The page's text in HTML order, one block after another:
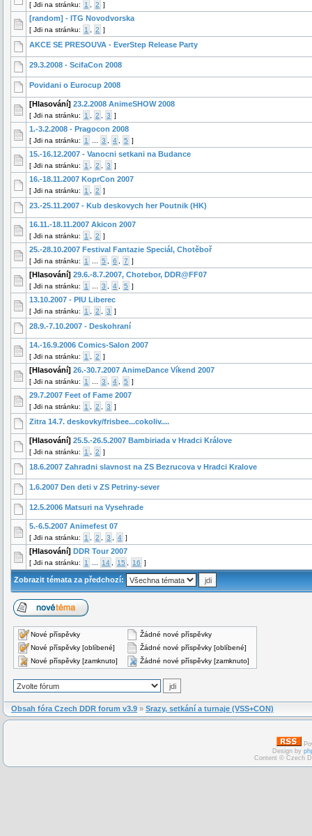
[ Jdi na stránku: 1 2 ]
[random] - ITG Novodvorska
[ Jdi na stránku: 1 2 ]
AKCE SE PRESOUVA - EverStep Release Party
29.3.2008 - ScifaCon 2008
Povidani o Eurocup 2008
[Hlasování] 23.2.2008 AnimeSHOW 2008
[ Jdi na stránku: 1 2 3 ]
1.-3.2.2008 - Pragocon 2008
[ Jdi na stránku: 1 3 4 5 ]
15.-16.12.2007 - Vanocni setkani na Budance
[ Jdi na stránku: 1 2 3 ]
16.-18.11.2007 KoprCon 2007
[ Jdi na stránku: 1 2 ]
23.-25.11.2007 - Kub deskovych her Poutnik (HK)
16.11.-18.11.2007 Akicon 2007
[ Jdi na stránku: 1 2 ]
25.-28.10.2007 Festival Fantazie Speciál, Chotěboř
[ Jdi na stránku: 1 5 6 7 ]
[Hlasování] 29.6.-8.7.2007, Chotebor, DDR@FF07
[ Jdi na stránku: 1 3 4 5 ]
13.10.2007 - PIU Liberec
[ Jdi na stránku: 1 2 3 ]
28.9.-7.10.2007 - Deskohraní
14.-16.9.2006 Comics-Salon 2007
[ Jdi na stránku: 1 2 ]
[Hlasování] 26.-30.7.2007 AnimeDance Víkend 2007
[ Jdi na stránku: 1 3 4 5 ]
29.7.2007 Feet of Fame 2007
[ Jdi na stránku: 1 2 3 ]
Zitra 14.7. deskovky/frisbee...cokoliv....
[Hlasování] 25.5.-26.5.2007 Bambiriada v Hradci Králove
[ Jdi na stránku: 1 2 ]
18.6.2007 Zahradni slavnost na ZS Bezrucova v Hradci Kralove
1.6.2007 Den deti v ZS Petriny-sever
12.5.2006 Matsuri na Vysehrade
5.-6.5.2007 Animefest 07
[ Jdi na stránku: 1 2 3 4 ]
[Hlasování] DDR Tour 2007
[ Jdi na stránku: 1 14 15 16 ]
Zobrazit témata za předchozí:
Nové příspěvky
Žádné nové příspěvky
Nové příspěvky [oblíbené]
Žádné nové příspěvky [oblíbené]
Nové příspěvky [zamknuto]
Žádné nové příspěvky [zamknuto]
Obsah fóra Czech DDR forum v3.9 » Srazy, setkání a turnaje (VSS+CON)
Design by
Content © Czech